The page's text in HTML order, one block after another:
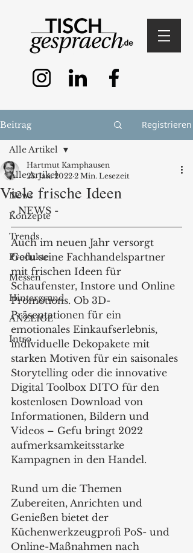
Beitrag Registrieren
Alle Artikel
News
Konzepte
Trends
Produkte
Messen
Hintergrund
ANZEIGE
Intro
Alle Artikel
Viele frische Ideen
Hartmut Kamphausen
23. Jan. 2022 2 Min. Lesezeit
- NEWS -
Auch im neuen Jahr versorgt
Gefu seine Fachhandelspartner
mit frischen Ideen für
Schaufenster, Instore und Online
Promotions. Ob 3D-
Präsentationen für ein
emotionales Einkaufserlebnis,
individuelle Dekopakete mit
starken Motiven für ein saisonales
Storytelling oder die innovative
Digital Toolbox DITO für den
kostenlosen Download von
Informationen, Bildern und
Videos – Gefu bringt 2022
aufmerksamkeitsstarke
Kampagnen in den Handel.
Rund um die Themen
Zubereiten, Anrichten und
Genießen bietet der
Küchenwerkzeugprofi PoS- und
Online-Maßnahmen nach